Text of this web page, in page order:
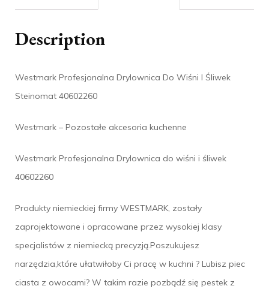
Description
Westmark Profesjonalna Drylownica Do Wiśni I Śliwek
Steinomat 40602260
Westmark – Pozostałe akcesoria kuchenne
Westmark Profesjonalna Drylownica do wiśni i śliwek
40602260
Produkty niemieckiej firmy WESTMARK, zostały
zaprojektowane i opracowane przez wysokiej klasy
specjalistów z niemiecką precyzją.Poszukujesz
narzędzia,które ułatwiłoby Ci pracę w kuchni ? Lubisz piec
ciasta z owocami? W takim razie pozbądź się pestek z